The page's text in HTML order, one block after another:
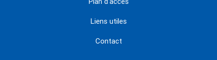
Liens utiles
Contact